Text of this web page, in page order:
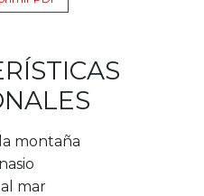
montaña
mar